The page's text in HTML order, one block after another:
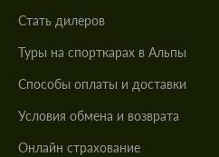
Стать дилеров
Туры на спорткарах в Альпы
Cпособы оплаты и доставки
Условия обмена и возврата
Онлайн страхование